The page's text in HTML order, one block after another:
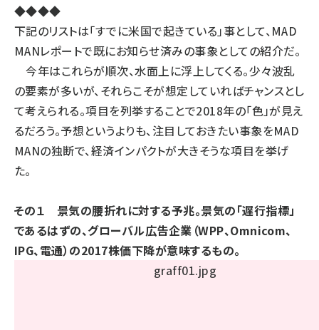
◆◆◆◆
下記のリストは「すでに米国で起きている」事として、MAD
MANレポートで既にお知らせ済みの事象としての紹介だ。
今年はこれらが順次、水面上に浮上してくる。少々波乱
の要素が多いが、それらこそが想定していればチャンスとし
て考えられる。項目を列挙することで2018年の「色」が見え
るだろう。予想というよりも、注目しておきたい事象をMAD
MANの独断で、経済インパクトが大きそうな項目を挙げ
た。
その１ 景気の腰折れに対する予兆。景気の「遅行指標」
であるはずの、グローバル広告企業（WPP、Omnicom、
IPG、電通）の2017株価下降が意味するもの。